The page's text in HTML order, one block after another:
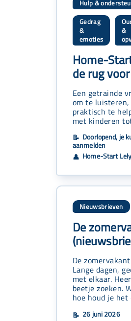
Hulp &
Gedrag
&
emoties
&
Home-
de rug
Een getrainde
om te
praktisch te
met kinderen
📝 Doorlopend, je
aanmelden
👤 Home-Start
Nieuwsbrieven
De
De
Lange dagen,
met elkaar.
beetje zoeken.
hoe houd je
📝 26 juni 2026